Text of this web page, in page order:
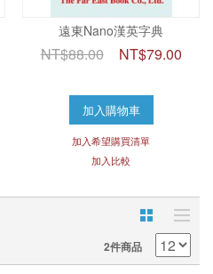
遠東Nano漢英字典
NT$88.00 NT$79.00
加入購物車
加入希望購買清單
加入比較
2件商品